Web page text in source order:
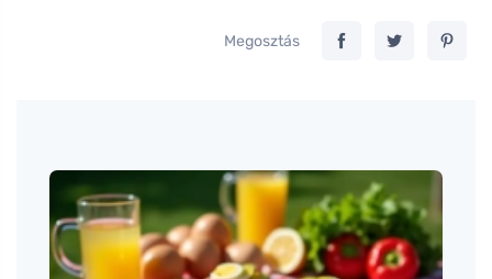
Megosztás